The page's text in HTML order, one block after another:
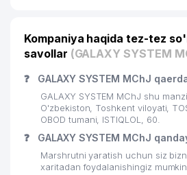
Kompaniya haqida tez-tez
savollar (GALAXY SYSTEM
❓ GALAXY SYSTEM MChJ
GALAXY SYSTEM MChJ shu
O'zbekiston, Toshkent viloyati,
OBOD tumani, ISTIQLOL, 60.
❓ GALAXY SYSTEM MChJ
Marshrutni yaratish uchun siz
xaritadan foydalanishingiz mumkin